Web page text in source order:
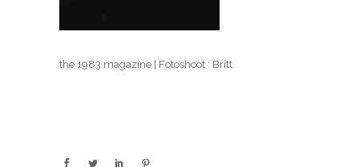
the 1983 magazine | Fotoshoot : Britt